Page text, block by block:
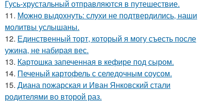
Гусь-хрустальный отправляются в путешествие.
11. Можно выдохнуть: слухи не подтвердились, наши
молитвы услышаны.
12. Единственный торт, который я могу съесть после
ужина, не набирая вес.
13. Картошка запеченная в кефире под сыром.
14. Печеный картофель с селедочным соусом.
15. Диана пожарская и Иван Янковский стали
родителями во второй раз.